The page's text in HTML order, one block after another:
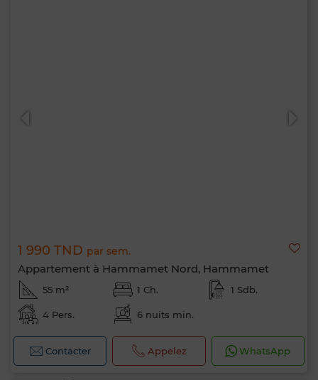
1 990 TND par sem.
Appartement à Hammamet Nord, Hammamet
55 m² 1 Ch. 1 Sdb.
4 Pers. 6 nuits min.
Contacter Appelez WhatsApp